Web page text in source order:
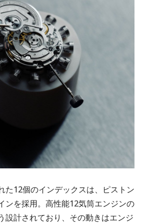
た12個のインデックスは、ピストン
ンを採用。高性能12気筒エンジンの
設計されており、その動きはエンジ